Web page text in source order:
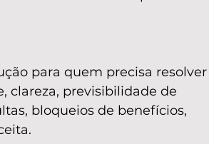
para quem precisa resolver
clareza, previsibilidade de
bloqueios de benefícios,